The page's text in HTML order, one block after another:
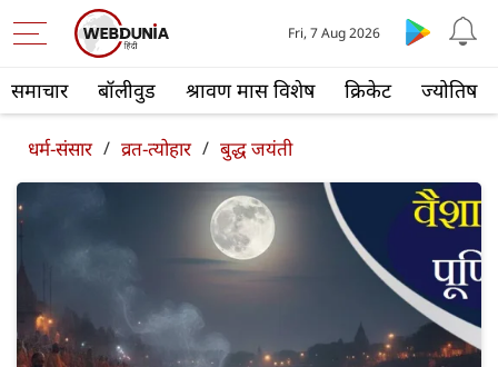
समाचार बॉलीवुड श्रावण मास विशेष क्रिकेट ज्योतिष
Fri, 7 Aug 2026
धर्म-संसार / व्रत-त्योहार / बुद्ध जयंती